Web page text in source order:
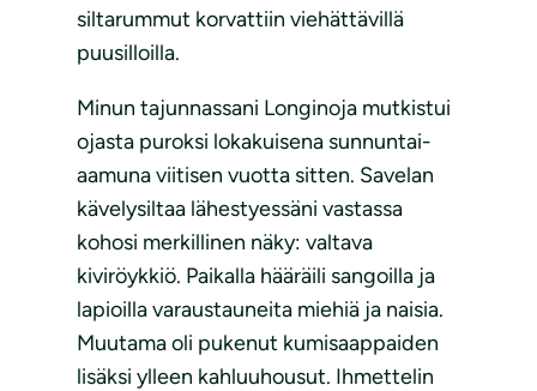
siltarummut korvattiin viehättävillä
puusilloilla.
Minun tajunnassani Longinoja mutkistui
ojasta puroksi lokakuisena sunnuntai-
aamuna viitisen vuotta sitten. Savelan
kävelysiltaa lähestyessäni vastassa
kohosi merkillinen näky: valtava
kiviröykkiö. Paikalla hääräili sangoilla ja
lapioilla varaustauneita miehiä ja naisia.
Muutama oli pukenut kumisaappaiden
lisäksi ylleen kahluuhousut. Ihmettelin